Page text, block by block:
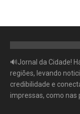
🔊Jornal da Cidade!
regiões, levando
credibilidade e
impressas, como